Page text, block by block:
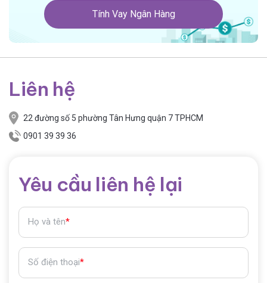
Tính Vay Ngân Hàng
Liên hệ
22 đường số 5 phường Tân Hưng quận 7 TPHCM
0901 39 39 36
Yêu cầu liên hệ lại
Họ và tên*
Số điện thoại*